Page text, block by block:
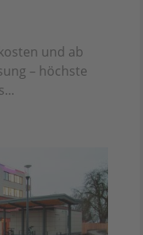
und ab
– höchste